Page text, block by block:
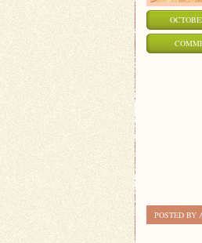
POSTED BY